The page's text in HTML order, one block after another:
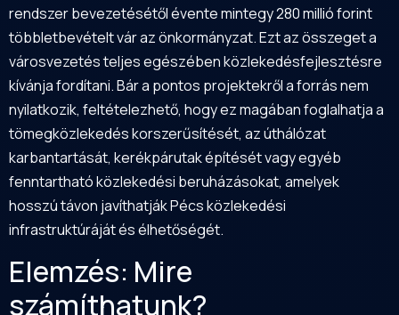
rendszer bevezetésétől évente mintegy 280 millió forint
többletbevételt vár az önkormányzat. Ezt az összeget a
városvezetés teljes egészében közlekedésfejlesztésre
kívánja fordítani. Bár a pontos projektekről a forrás nem
nyilatkozik, feltételezhető, hogy ez magában foglalhatja a
tömegközlekedés korszerűsítését, az úthálózat
karbantartását, kerékpárutak építését vagy egyéb
fenntartható közlekedési beruházásokat, amelyek
hosszú távon javíthatják Pécs közlekedési
infrastruktúráját és élhetőségét.
Elemzés: Mire
számíthatunk?